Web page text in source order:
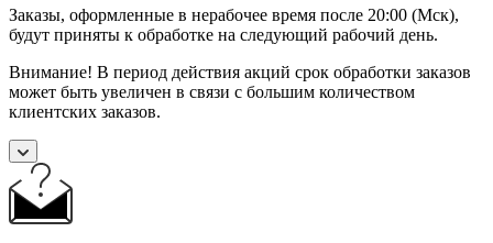
Заказы, оформленные в нерабочее время после 20:00 (Мск),
будут приняты к обработке на следующий рабочий день.
Внимание! В период действия акций срок обработки заказов
может быть увеличен в связи с большим количеством
клиентских заказов.